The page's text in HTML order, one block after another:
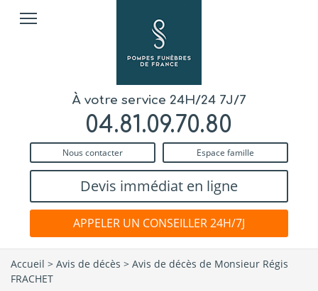
À votre service 24H/24 7J/7
04.81.09.70.80
Nous contacter Espace famille
Devis immédiat en ligne
APPELER UN CONSEILLER 24H/7J
Accueil > Avis de décès > Avis de décès de Monsieur Régis
FRACHET